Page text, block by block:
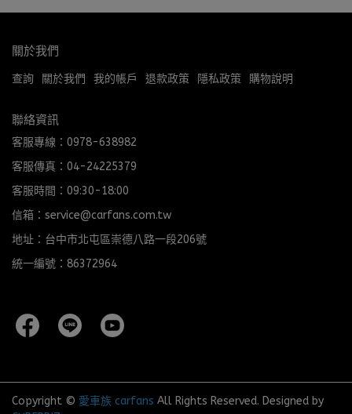
關於我們
查詢 關於我們 我的帳戶 退款政策 隱私政策 購物說明
聯絡資訊
客服專線：0978-638982
客服傳真：04-24225379
客服時間：09:30-18:00
信箱：service@carfans.com.tw
地址：台中市北屯區崇德八路一段206號
統一編號：86372964
Copyright © 愛車族 carfans All Rights Reserved. Designed by